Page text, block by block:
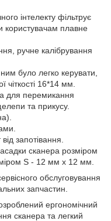
інтелекту фільтрує
користувачам плавне
ручне калібрування
було легко керувати,
чіткості 16*14 мм.
для перемикання
та прикусу.
запотівання.
сканера розміром
S - 12 мм х 12 мм.
обслуговування
запчастин.
ергономічний
сканера та легкий